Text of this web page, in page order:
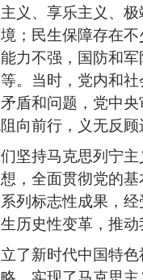
义、享乐主义、
；民生保障存在
力不强，国防和
。当时，党内和
盾和问题，党中
向前行，义无反
坚持马克思列宁
，全面贯彻党的
列标志性成果，
历史性变革，推
新时代中国特色